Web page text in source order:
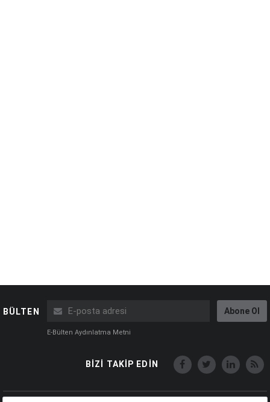
BÜLTEN Abone Ol
E-Bülten Aydınlatma Metni
BİZİ TAKİP EDİN